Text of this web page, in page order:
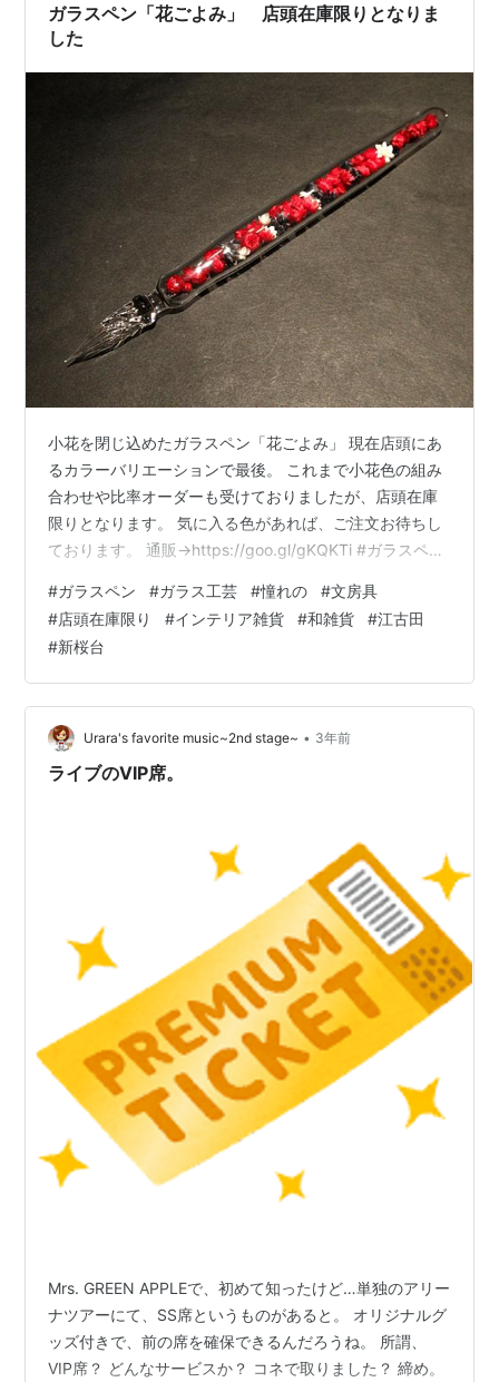
ガラスペン「花ごよみ」 店頭在庫限りとなりま
した
小花を閉じ込めたガラスペン「花ごよみ」 現在店頭にあ
るカラーバリエーションで最後。 これまで小花色の組み
合わせや比率オーダーも受けておりましたが、店頭在庫
限りとなります。 気に入る色があれば、ご注文お待ちし
ております。 通販→https://goo.gl/gKQKTi #ガラスペン
ア雑貨 #和雑貨 #江古田 #新桜台 #西武池袋線 #練馬区 #
贈り物 #プレゼント #ギフト
#ガラスペン #ガラス工芸 #憧れの #文房具
#店頭在庫限り #インテリア雑貨 #和雑貨 #江古田
#新桜台
Urara's favorite music~2nd stage~ • 3年前
ライブのVIP席。
Mrs. GREEN APPLEで、初めて知ったけど…単独のアリー
ナツアーにて、SS席というものがあると。 オリジナルグ
ッズ付きで、前の席を確保できるんだろうね。 所謂、
VIP席？ どんなサービスか？ コネで取りました？ 締め。